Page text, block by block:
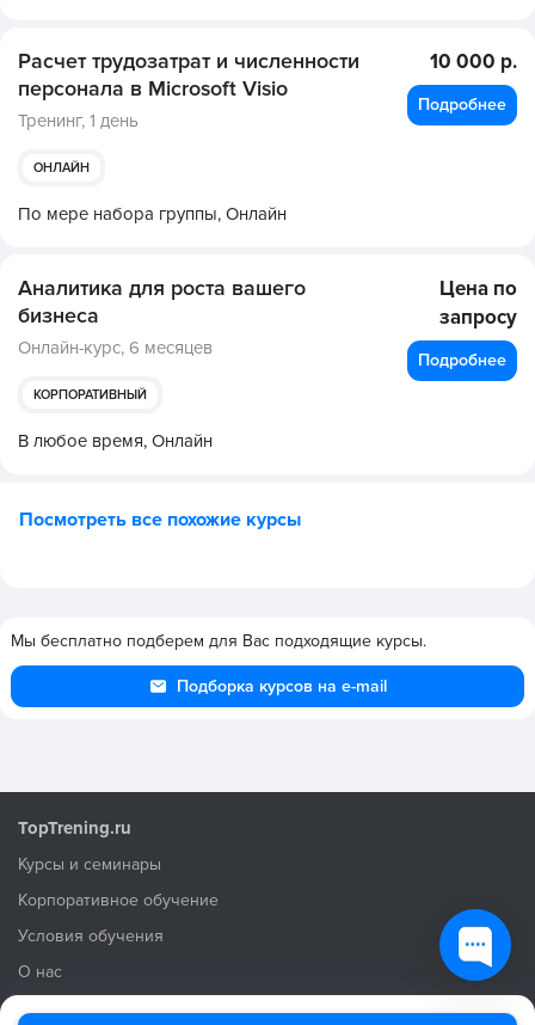
Расчет трудозатрат и численности
персонала в Microsoft Visio
Тренинг, 1 день
ОНЛАЙН
По мере набора группы, Онлайн
10 000 р.
Подробнее
Аналитика для роста вашего
бизнеса
Онлайн-курс, 6 месяцев
КОРПОРАТИВНЫЙ
В любое время, Онлайн
Цена по
запросу
Подробнее
Посмотреть все похожие курсы
Мы бесплатно подберем для Вас подходящие курсы.
Подборка курсов на e-mail
TopTrening.ru
Курсы и семинары
Корпоративное обучение
Условия обучения
О нас